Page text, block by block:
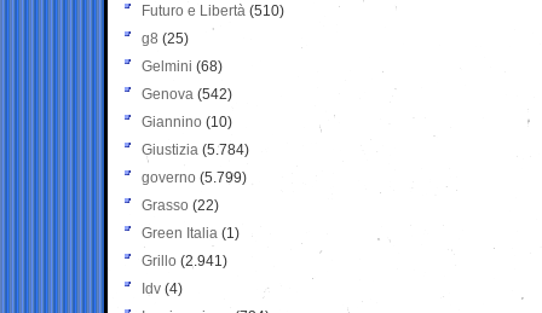
Futuro e Libertà (510)
g8 (25)
Gelmini (68)
Genova (542)
Giannino (10)
Giustizia (5.784)
governo (5.799)
Grasso (22)
Green Italia (1)
Grillo (2.941)
Idv (4)